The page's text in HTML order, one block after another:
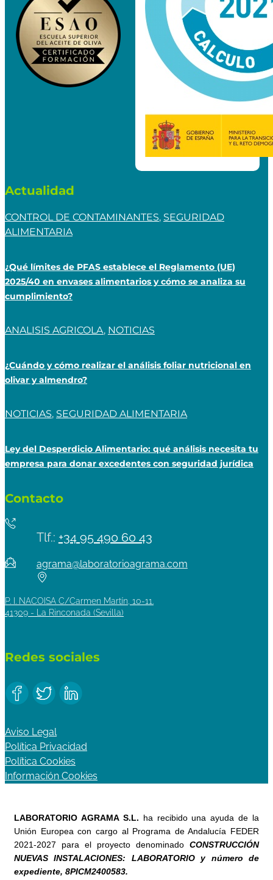
Actualidad
CONTROL DE CONTAMINANTES, SEGURIDAD
ALIMENTARIA
¿Qué límites de PFAS establece el Reglamento (UE)
2025/40 en envases alimentarios y cómo se analiza su
cumplimiento?
ANALISIS AGRICOLA, NOTICIAS
¿Cuándo y cómo realizar el análisis foliar nutricional en
olivar y almendro?
NOTICIAS, SEGURIDAD ALIMENTARIA
Ley del Desperdicio Alimentario: qué análisis necesita tu
empresa para donar excedentes con seguridad jurídica
Contacto
Tlf.: +34 95 490 60 43
agrama@laboratorioagrama.com
P. I. NACOISA C/Carmen Martín, 10-11.
41309 - La Rinconada (Sevilla)
Redes sociales
Aviso Legal
Política Privacidad
Política Cookies
Información Cookies
LABORATORIO AGRAMA S.L. ha recibido una ayuda de la
Unión Europea con cargo al Programa de Andalucía FEDER
2021-2027 para el proyecto denominado CONSTRUCCIÓN
NUEVAS INSTALACIONES: LABORATORIO y número de
expediente, 8PICM2400583.